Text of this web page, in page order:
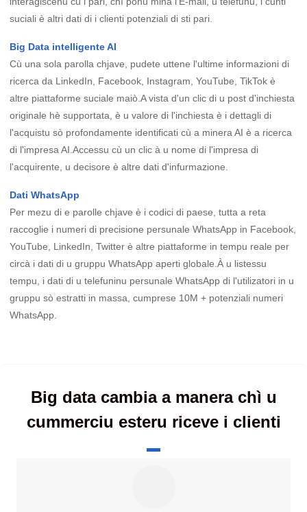
suciali è altri dati di i clienti potenziali di sti pari.
Big Data intelligente AI
Cù una sola parolla chjave, pudete uttene l'ultime informazioni di
ricerca da LinkedIn, Facebook, Instagram, YouTube, TikTok è
altre piattaforme suciale maiò.A vista d'un clic di u post d'inchiesta
originale hè supportata, è u valore di l'inchiesta è i dettagli di
l'acquistu sò profondamente identificati cù a minera AI è a ricerca
di l'impresa AI.Accessu cù un clic à u nome di l'impresa di
l'acquirente, u decisore è altre dati d'infurmazione.
Dati WhatsApp
Per mezu di e parolle chjave è i codici di paese, tutta a reta
raccoglie i numeri di precisione persunale WhatsApp in Facebook,
YouTube, LinkedIn, Twitter è altre piattaforme in tempu reale per
circà i dati di u gruppu WhatsApp aperti globale.À u listessu
tempu, i dati di u telefuninu persunale WhatsApp di l'utilizatori in u
gruppu sò estratti in massa, cumprese 10M + potenziali numeri
WhatsApp.
Big data cambia a manera chì u
cummerciu esteru riceve i clienti